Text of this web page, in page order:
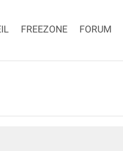
FREEZONE FORUM